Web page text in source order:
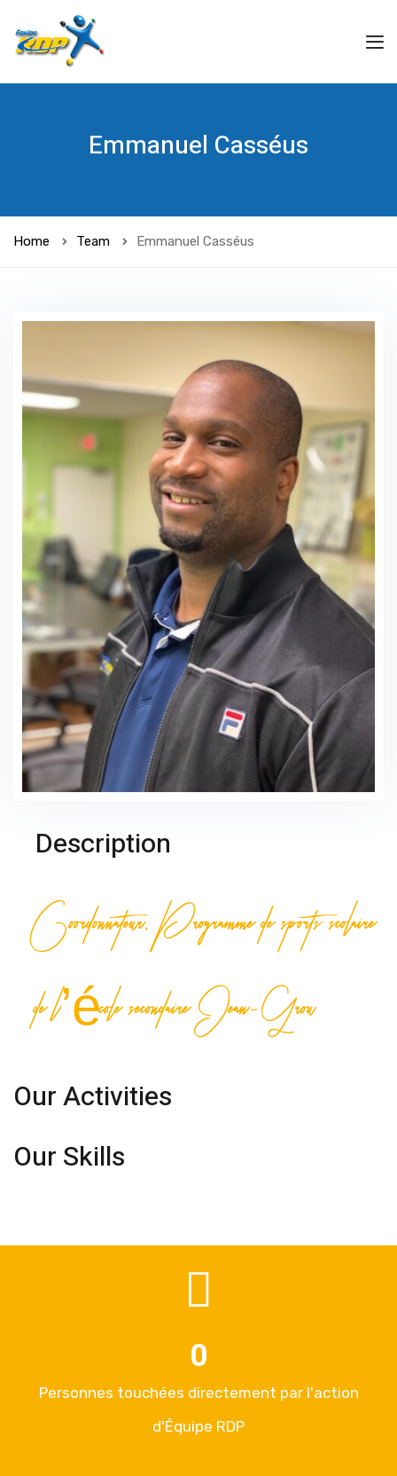
Emmanuel Casséus
Home Team Emmanuel Casséus
Description
Coordonnateur, Programme de sports scolaire
de l’école secondaire Jean-Grou
Our Activities
Our Skills
0
Personnes touchées directement par l'action
d'Équipe RDP